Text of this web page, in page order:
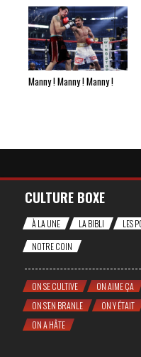
Manny ! Manny ! Manny !
CULTURE BOXE
À LA UNE LA BIBLI
LES
NOTRE COIN
ON SE CULTIVE ON AIME ÇA
ON S'EN BRANLE
ON Y ÉTAIT
ON A HÂTE